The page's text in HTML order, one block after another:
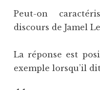
Peut-on
discours de Jamel
La réponse est
exemple lorsqu’il